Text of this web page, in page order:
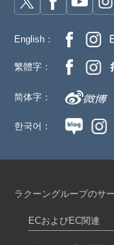
English：
繁體字：
简体字：
한국어：
ラクーングループのサ
ECおよびEC関連